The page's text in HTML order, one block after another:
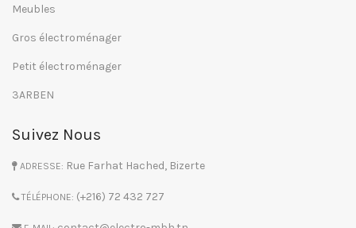
Meubles
Gros électroménager
Petit électroménager
3ARBEN
Suivez Nous
ADRESSE: Rue Farhat Hached, Bizerte
TÉLÉPHONE: (+216) 72 432 727